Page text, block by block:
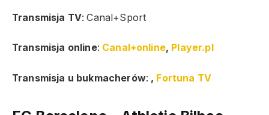
Transmisja TV:Canal+Sport
Transmisja online: Canal+online, Player.pl
Transmisja u bukmacherów: , Fortuna TV